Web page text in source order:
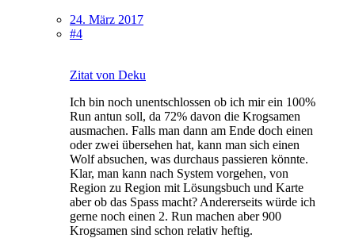
24. März 2017
#4
Zitat von Deku
Ich bin noch unentschlossen ob ich mir ein 100%
Run antun soll, da 72% davon die Krogsamen
ausmachen. Falls man dann am Ende doch einen
oder zwei übersehen hat, kann man sich einen
Wolf absuchen, was durchaus passieren könnte.
Klar, man kann nach System vorgehen, von
Region zu Region mit Lösungsbuch und Karte
aber ob das Spass macht? Andererseits würde ich
gerne noch einen 2. Run machen aber 900
Krogsamen sind schon relativ heftig.